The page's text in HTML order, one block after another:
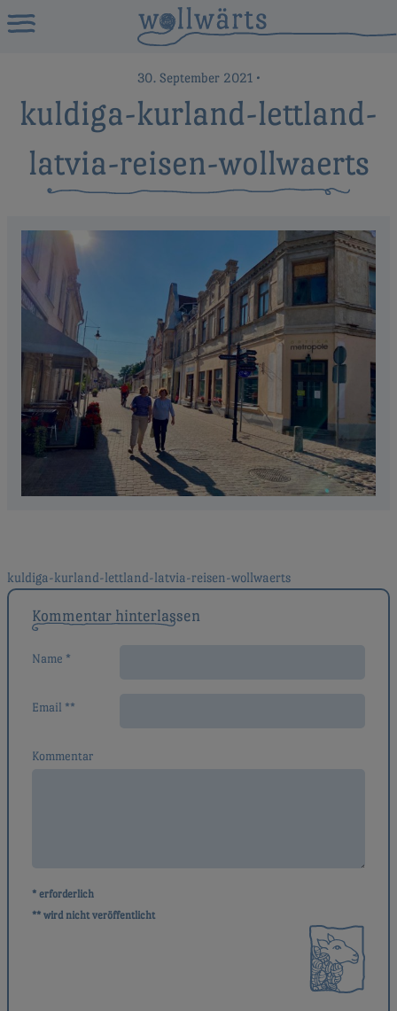
30. September 2021 •
kuldiga-kurland-lettland-
latvia-reisen-wollwaerts
Beitragsnavigation
kuldiga-kurland-lettland-latvia-reisen-wollwaerts
Kommentar hinterlassen
Name *
Email **
Kommentar
* erforderlich
** wird nicht veröffentlicht